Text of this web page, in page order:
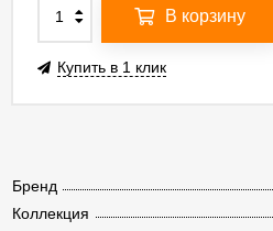
Бренд
Коллекция
В корзину
Купить в 1 клик